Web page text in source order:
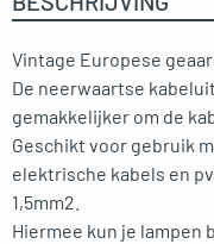
Vintage Europese
De neerwaartse
gemakkelijker om de
Geschikt voor gebruik
elektrische kabels en
1,5mm2.
Hiermee kun je lampen